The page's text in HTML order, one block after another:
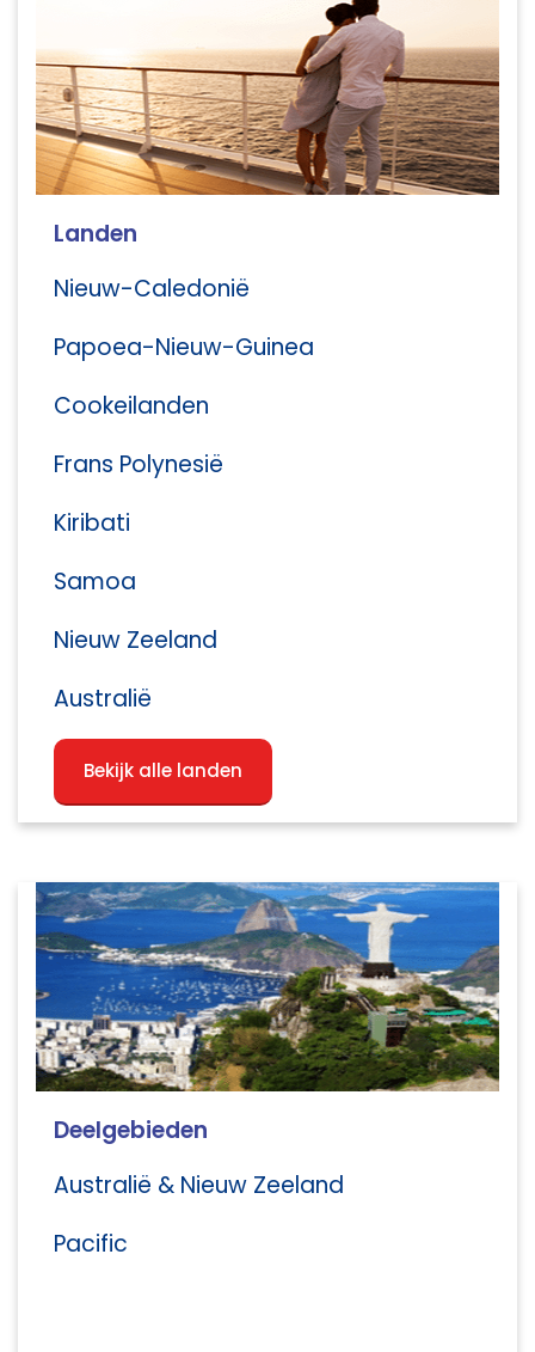
Landen
Nieuw-Caledonië
Papoea-Nieuw-Guinea
Cookeilanden
Frans Polynesië
Kiribati
Samoa
Nieuw Zeeland
Australië
Bekijk alle landen
Deelgebieden
Australië & Nieuw Zeeland
Pacific